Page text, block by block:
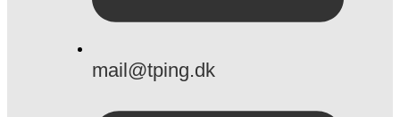
mail@tping.dk